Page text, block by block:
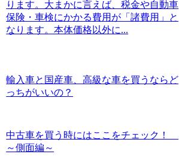
ります。大まかに言えば、税金や自動車
保険・車検にかかる費用が「諸費用」と
なります。本体価格以外に...
輸入車と国産車、高級な車を買うならど
っちがいいの？
中古車を買う時にはここをチェック！
～側面編～